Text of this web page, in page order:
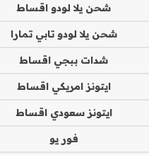
شحن يلا لودو اقساط
شحن يلا لودو تابي تمارا
شدات ببجي اقساط
ايتونز امريكي اقساط
ايتونز سعودي اقساط
فور يو